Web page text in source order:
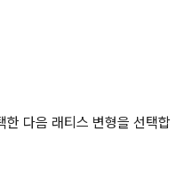
한 다음 래티스 변형을 선택합